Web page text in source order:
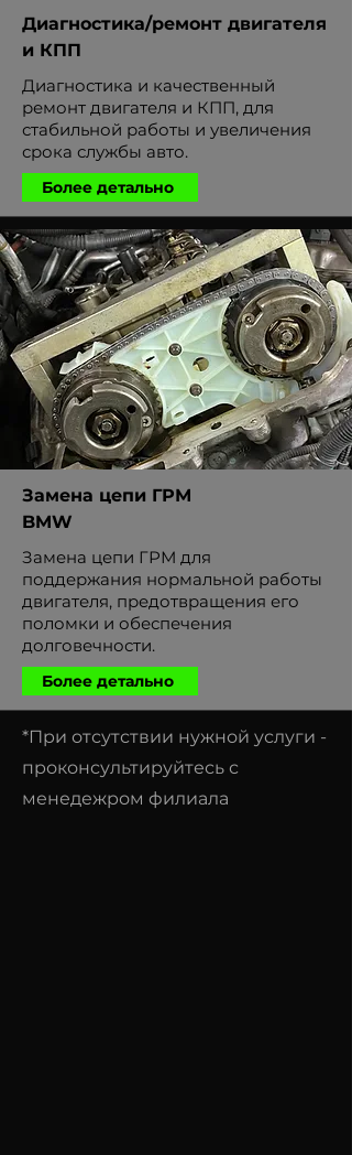
Диагностика/ремонт двигателя
и КПП
Диагностика и качественный
ремонт двигателя и КПП, для
стабильной работы и увеличения
срока службы авто.
Более детально
Замена цепи ГРМ
BMW
Замена цепи ГРМ для
поддержания нормальной работы
двигателя, предотвращения его
поломки и обеспечения
долговечности.
Более детально
*При отсутствии нужной услуги -
проконсультируйтесь с
менедежром филиала